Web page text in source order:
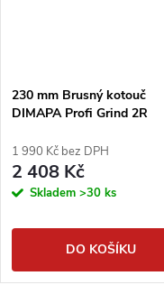
230 mm Brusný kotouč
DIMAPA Profi Grind 2R
1 990 Kč bez DPH
2 408 Kč
Skladem >30 ks
DO KOŠÍKU